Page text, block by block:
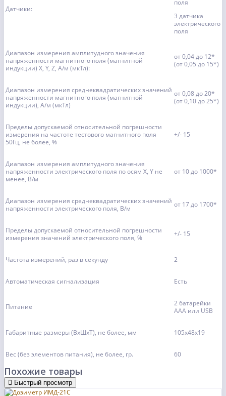
Датчики:
поля
3 датчика
электрического
поля
Диапазон измерения амплитудного значения
напряженности магнитного поля (магнитной
индукции) X, Y, Z, А/м (мкТл):
от 0,04 до 12*
(от 0,05 до 15*)
Диапазон измерения среднеквадратических значений
напряженности магнитного поля (магнитной
индукции), А/м (мкТл)
от 0,08 до 20*
(от 0,10 до 25*)
Пределы допускаемой относительной погрешности
измерения на частоте тестового магнитного поля
50Гц, не более, %
+/- 15
Диапазон измерения амплитудного значения
напряженности электрического поля по осям X, Y не
менее, B/м
от 10 до 1000*
Диапазон измерения среднеквадратических значений
напряженности электрического поля, В/м
от 17 до 1700*
Пределы допускаемой относительной погрешности
измерения значений электрического поля, %
+/- 15
Частота измерений, раз в секунду 2
Автоматическая сигнализация Есть
Питание
2 батарейки
ААА или USB
Габаритные размеры (ВхШхТ), не более, мм 105х48х19
Вес (без элементов питания), не более, гр. 60
Похожие товары
Быстрый просмотр